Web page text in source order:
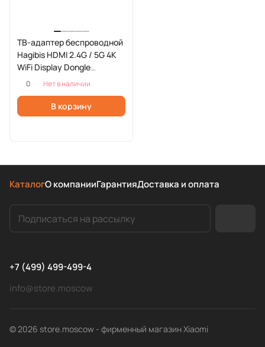
ТВ-адаптер беспроводной
Hagibis HDMI 2.4G / 5G 4K
WiFi Display Dongle
(WFY0225G)
0 Нет в наличии
В корзину
КаталогО компанииГарантияДоставка и оплата
+7 (499) 499-499-4
info@store.moscow
© 2026 store.moscow - фирменный магазин Xiaomi